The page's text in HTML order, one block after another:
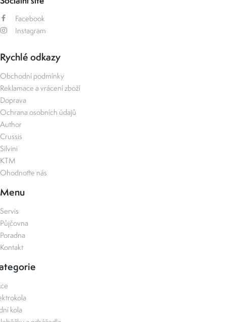
Facebook
Instagram
Rychlé odkazy
Obchodní podmínky
Reklamace a vrácení zboží
Doprava
Ochrana osobních údajů
Author
Crussis
Silvini
KTM
Ohodnoťte nás
Menu
Servis
Půjčovna
Poradna
Kontakt
kola